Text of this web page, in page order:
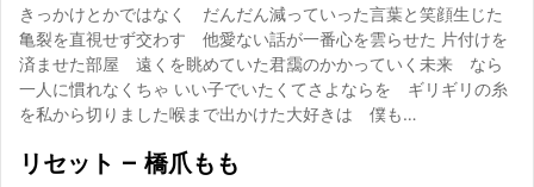
きっかけとかではなく だんだん減っていった言葉と笑顔生じた
亀裂を直視せず交わす 他愛ない話が一番心を雲らせた 片付けを
済ませた部屋 遠くを眺めていた君靄のかかっていく未来 なら
一人に慣れなくちゃ いい子でいたくてさよならを ギリギリの糸
を私から切りました喉まで出かけた大好きは 僕も…
リセット – 橋爪もも